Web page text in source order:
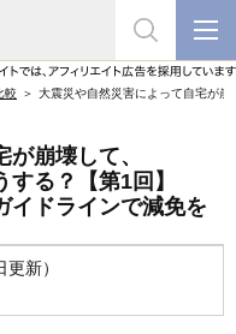
較 大震災や自然災害によって自宅が
崩壊して、
る？【第1回】
イドラインで減免を
新）